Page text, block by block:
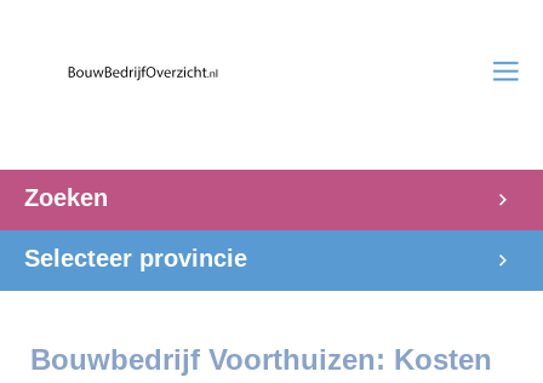
Zoeken
Selecteer provincie
Bouwbedrijf Voorthuizen: Kosten